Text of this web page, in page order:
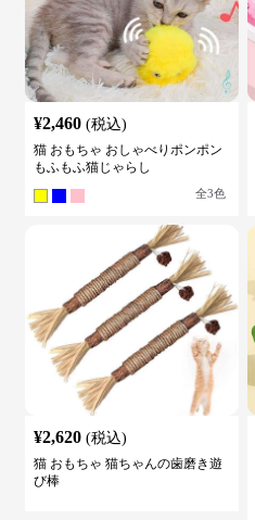
¥2,460 (税込)
猫 おもちゃ おしゃべりポンポン
もふもふ猫じゃらし
全3色
¥2,620 (税込)
猫 おもちゃ 猫ちゃんの歯磨き遊
び棒